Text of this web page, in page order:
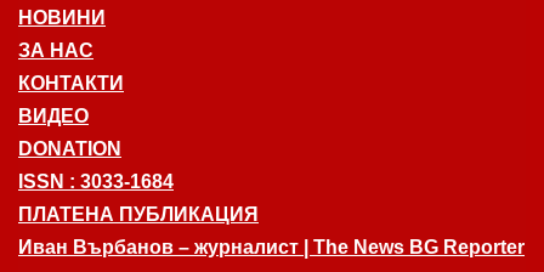
НОВИНИ
ЗА НАС
КОНТАКТИ
ВИДЕО
DONATION
ISSN : 3033-1684
ПЛАТЕНА ПУБЛИКАЦИЯ
Иван Върбанов – журналист | The News BG Reporter